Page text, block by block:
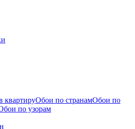
квартируОбои по странамОбои по
по узорам